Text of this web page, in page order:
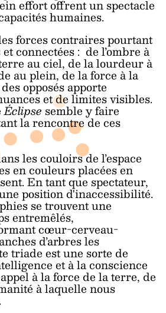
effort offrent un spectacle
humaines.
forces contraires pourtant
connectées : de l’ombre à
au ciel, de la lourdeur à
au plein, de la force à la
opposés apporte
et de limites visibles.
Éclipse semble y faire
la rencontre de ces
les couloirs de l’espace
en couleurs placées en
En tant que spectateur,
position d'inaccessibilité.
se trouvent une
entremêlés,
cœur-cerveau-
d’arbres les
triade est une sorte de
et à la conscience
à la force de la terre, de
à laquelle nous